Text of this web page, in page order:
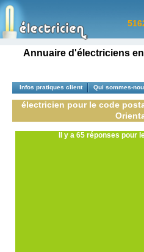
Annuaire d'électriciens
Infos pratiques client Qui sommes-
électricien pour le code
Il y a 65 réponses pour